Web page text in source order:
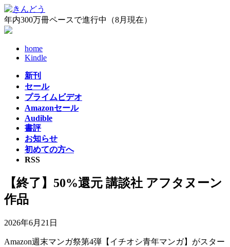
コ
ン
テ
ナ
ビ
ゲ
年内300万冊ペースで進行中（8月現在）
home
Kindle
新刊
セール
プライムビデオ
Amazonセール
Audible
書評
お知らせ
初めての方へ
RSS
【終了】50%還元 講談社 アフタヌーン
作品
2026年6月21日
Amazon週末マンガ祭第4弾【イチオシ青年マンガ】がスター